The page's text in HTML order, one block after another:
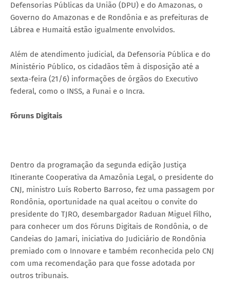
Defensorias Públicas da União (DPU) e do Amazonas, o
Governo do Amazonas e de Rondônia e as prefeituras de
Lábrea e Humaitá estão igualmente envolvidos.
Além de atendimento judicial, da Defensoria Pública e do
Ministério Público, os cidadãos têm à disposição até a
sexta-feira (21/6) informações de órgãos do Executivo
federal, como o INSS, a Funai e o Incra.
Fóruns Digitais
Dentro da programação da segunda edição Justiça
Itinerante Cooperativa da Amazônia Legal, o presidente do
CNJ, ministro Luís Roberto Barroso, fez uma passagem por
Rondônia, oportunidade na qual aceitou o convite do
presidente do TJRO, desembargador Raduan Miguel Filho,
para conhecer um dos Fóruns Digitais de Rondônia, o de
Candeias do Jamari, iniciativa do Judiciário de Rondônia
premiado com o Innovare e também reconhecida pelo CNJ
com uma recomendação para que fosse adotada por
outros tribunais.